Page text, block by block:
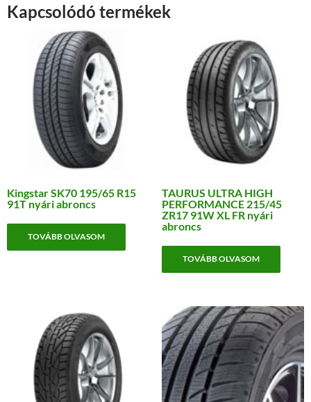
Kapcsolódó termékek
Kingstar SK70 195/65 R15
91T nyári abroncs
TOVÁBB OLVASOM
TAURUS ULTRA HIGH
PERFORMANCE 215/45
ZR17 91W XL FR nyári
abroncs
TOVÁBB OLVASOM